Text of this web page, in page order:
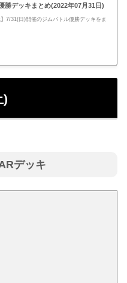
勝デッキまとめ(2022年07月31日)
】7/31(日)開催のジムバトル優勝デッキをま
)
デッキ